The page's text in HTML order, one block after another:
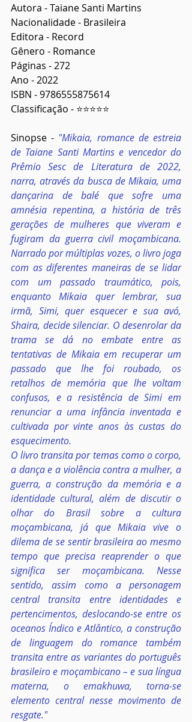
Autora - Taiane Santi Martins
Nacionalidade - Brasileira
Editora - Record
Gênero - Romance
Páginas - 272
Ano - 2022
ISBN - 9786555875614
Classificação - ⭐⭐⭐⭐⭐
Sinopse - "Mikaia, romance de estreia
de Taiane Santi Martins e vencedor do
Prêmio Sesc de Literatura de 2022,
narra, através da busca de Mikaia, uma
dançarina de balé que sofre uma
amnésia repentina, a história de três
gerações de mulheres que viveram e
fugiram da guerra civil moçambicana.
Narrado por múltiplas vozes, o livro joga
com as diferentes maneiras de se lidar
com um passado traumático, pois,
enquanto Mikaia quer lembrar, sua
irmã, Simi, quer esquecer e sua avó,
Shaira, decide silenciar. O desenrolar da
trama se dá no embate entre as
tentativas de Mikaia em recuperar um
passado que lhe foi roubado, os
retalhos de memória que lhe voltam
confusos, e a resistência de Simi em
renunciar a uma infância inventada e
cultivada por vinte anos às custas do
esquecimento.
O livro transita por temas como o corpo,
a dança e a violência contra a mulher, a
guerra, a construção da memória e a
identidade cultural, além de discutir o
olhar do Brasil sobre a cultura
moçambicana, já que Mikaia vive o
dilema de se sentir brasileira ao mesmo
tempo que precisa reaprender o que
significa ser moçambicana. Nesse
sentido, assim como a personagem
central transita entre identidades e
pertencimentos, deslocando-se entre os
oceanos Índico e Atlântico, a construção
de linguagem do romance também
transita entre as variantes do português
brasileiro e moçambicano – e sua língua
materna, o emakhuwa, torna-se
elemento central nesse movimento de
resgate."